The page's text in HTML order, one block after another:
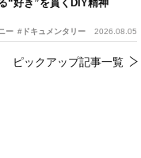
“好き”を貫くDIY精神
ー #ドキュメンタリー 2026.08.05
ピックアップ記事一覧